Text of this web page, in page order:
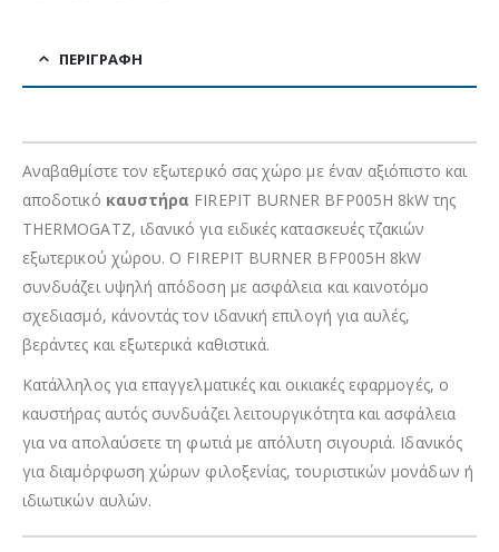
ΠΕΡΙΓΡΑΦΉ
Αναβαθμίστε τον εξωτερικό σας χώρο με έναν αξιόπιστο και
αποδοτικό καυστήρα FIREPIT BURNER BFP005H 8kW της
THERMOGATZ, ιδανικό για ειδικές κατασκευές τζακιών
εξωτερικού χώρου. Ο FIREPIT BURNER BFP005H 8kW
συνδυάζει υψηλή απόδοση με ασφάλεια και καινοτόμο
σχεδιασμό, κάνοντάς τον ιδανική επιλογή για αυλές,
βεράντες και εξωτερικά καθιστικά.
Κατάλληλος για επαγγελματικές και οικιακές εφαρμογές, ο
καυστήρας αυτός συνδυάζει λειτουργικότητα και ασφάλεια
για να απολαύσετε τη φωτιά με απόλυτη σιγουριά. Ιδανικός
για διαμόρφωση χώρων φιλοξενίας, τουριστικών μονάδων ή
ιδιωτικών αυλών.